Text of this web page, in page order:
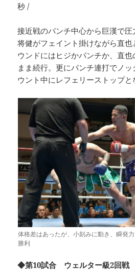
秒 /
接近戦のパンチ中心から巨漢で
将健がフェイント掛けながら直
ウンドにはヒジかパンチか、直
まま続行。更にパンチ連打でノ
ウント中にレフェリーストップと
体格差はあったが、小刻みに動き、瞬発
勝利
◆第10試合 ウェルター級2回戦